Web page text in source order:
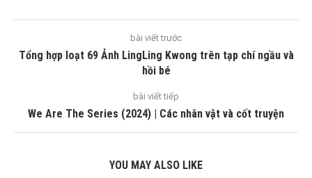
bài viết trước
Tổng hợp loạt 69 Ảnh LingLing Kwong trên tạp chí ngầu và
hồi bé
bài viết tiếp
We Are The Series (2024) | Các nhân vật và cốt truyện
YOU MAY ALSO LIKE